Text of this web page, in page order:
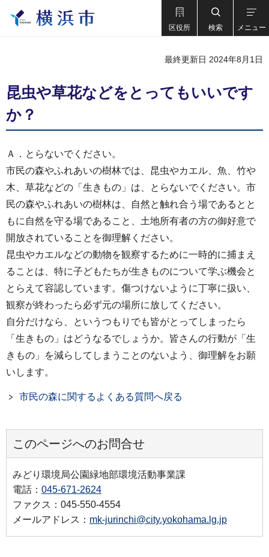
区役所 検索 メニュー
最終更新日 2024年8月1日
昆虫や草花などをとってもいいです
か？
Ａ．とらないでください。
市民の森やふれあいの樹林では、昆虫やカエル、魚、竹や
木、草花などの「生きもの」は、とらないでください。市
民の森やふれあいの樹林は、自然と触れ合う場であるとと
もに自然を守る場であること、土地所有者の方の御好意で
開放されていることを御理解ください。
昆虫やカエルなどの動物を観察するために一時的に捕まえ
ることは、特に子どもたちが生きものについて学ぶ機会と
とらえて容認しています。傷つけないように丁寧に扱い、
観察が終わったら必ず元の場所に放してください。
自分だけなら、というつもりでも皆がとってしまったら
「生きもの」はどうなるでしょうか。皆さんの行動が「生
きもの」を減らしてしまうことのないよう、御理解をお願
いします。
市民の森に関するよくある質問へ戻る
このページへのお問合せ
みどり環境局公園緑地部環境活動事業課
電話： 045-671-2624
ファクス：045-550-4554
メールアドレス： mk-jurinchi@city.yokohama.lg.jp